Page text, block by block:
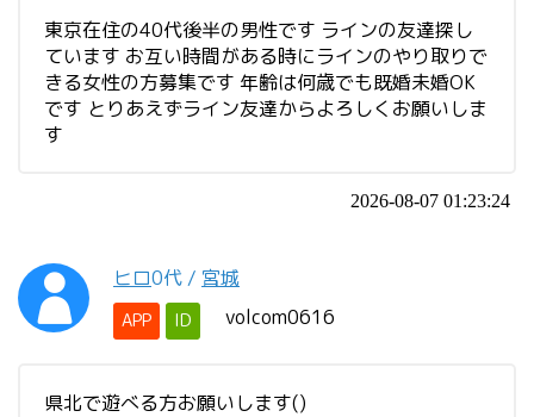
東京在住の40代後半の男性です ラインの友達探し
ています お互い時間がある時にラインのやり取りで
きる女性の方募集です 年齢は何歳でも既婚未婚OK
です とりあえずライン友達からよろしくお願いしま
す
2026-08-07 01:23:24
ヒロ0代 / 宮城
APP ID volcom0616
県北で遊べる方お願いします()